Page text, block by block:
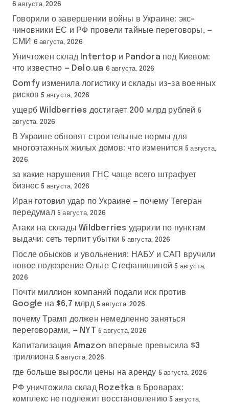
6 августа, 2026
Говорили о завершении войны в Украине: экс-
чиновники ЕС и РФ провели тайные переговоры, —
СМИ
6 августа, 2026
Уничтожен склад Intertop и Pandora под Киевом:
что известно — Delo.ua 6 августа, 2026
Comfy изменила логистику и склады из-за военных
рисков 5 августа, 2026
ущерб Wildberries достигает 200 млрд рублей 5
августа, 2026
В Украине обновят строительные нормы для
многоэтажных жилых домов: что изменится 5 августа,
2026
за какие нарушения ГНС чаще всего штрафует
бизнес 5 августа, 2026
Иран готовил удар по Украине — почему Тегеран
передумал 5 августа, 2026
Атаки на склады Wildberries ударили по пунктам
выдачи: сеть терпит убытки 5 августа, 2026
После обысков и увольнения: НАБУ и САП вручили
новое подозрение Ольге Стефанишиной 5 августа,
2026
Почти миллион компаний подали иск против
Google на $6,7 млрд 5 августа, 2026
почему Трамп должен немедленно заняться
переговорами, — NYT 5 августа, 2026
Капитализация Amazon впервые превысила $3
триллиона 5 августа, 2026
где больше выросли цены на аренду 5 августа, 2026
РФ уничтожила склад Rozetka в Броварах:
комплекс не подлежит восстановлению 5 августа,